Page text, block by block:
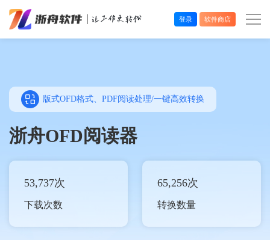
多媒体处理
登录 软件商店
版式OFD格式、PDF阅读处理/一键高效转换
浙舟OFD阅读器
53,737次
下载次数
65,256次
转换数量